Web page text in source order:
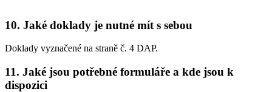
10. Jaké doklady je nutné mít s sebou
Doklady vyznačené na straně č. 4 DAP.
11. Jaké jsou potřebné formuláře a kde jsou k
dispozici